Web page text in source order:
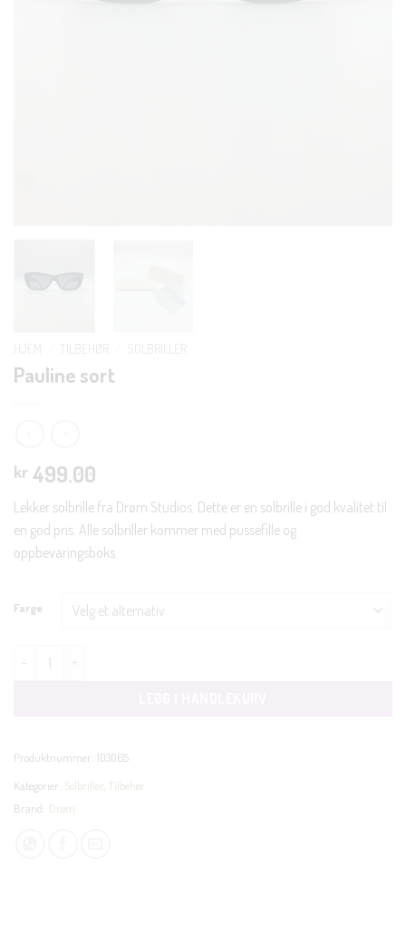
Pauline sort
kr 499.00
Lekker solbrille fra Drøm Studios. Dette er en solbrille i god kvalitet til
en god pris. Alle solbriller kommer med pussefille og
oppbevaringsboks.
Farge
Pauline sort antall
Produktnummer: 103065
Kategorier: Solbriller Tilbehør
Brand: Drøm